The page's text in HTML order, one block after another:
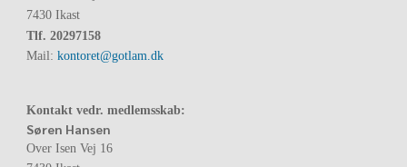
7430 Ikast
Tlf. 20297158
Mail: kontoret@gotlam.dk
Kontakt vedr. medlemsskab:
Søren Hansen
Over Isen Vej 16